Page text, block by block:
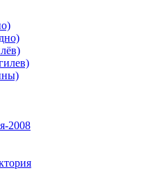
2008